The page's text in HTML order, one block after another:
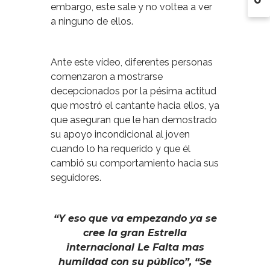
embargo, este sale y no voltea a ver
a ninguno de ellos.
Ante este vídeo, diferentes personas
comenzaron a mostrarse
decepcionados por la pésima actitud
que mostró el cantante hacia ellos, ya
que aseguran que le han demostrado
su apoyo incondicional al joven
cuando lo ha requerido y que él
cambió su comportamiento hacia sus
seguidores.
“Y eso que va empezando ya se
cree la gran Estrella
internacional Le Falta mas
humildad con su público”, “Se